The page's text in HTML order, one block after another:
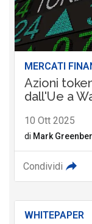
MERCATI
Azioni
dall'Ue a
10 Ott 2025
di Mark
Condividi
WHITEPAPER